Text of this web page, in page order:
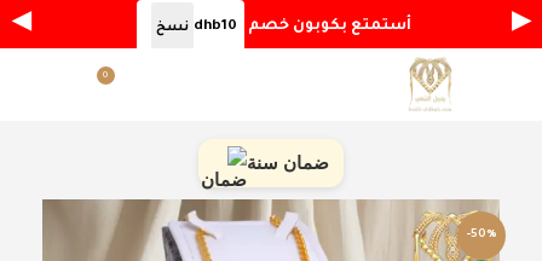
0
ضمان سنة
-50%
◀ أستمتع بكوبون خصم dhb10 نسخ ▶